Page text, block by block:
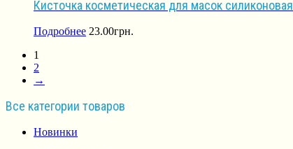
Кисточка косметическая для масок силиконовая
Подробнее 23.00грн.
1
2
→
Все категории товаров
Новинки